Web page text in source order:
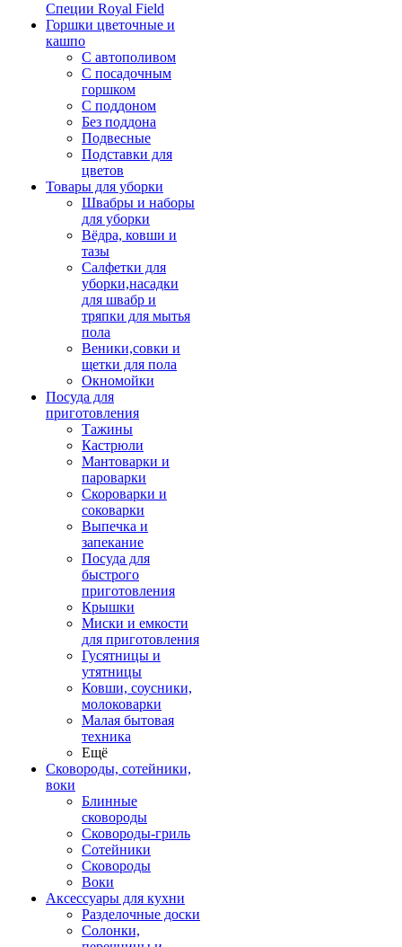
Специи Royal Field
Горшки цветочные и
кашпо
С автополивом
С посадочным
горшком
С поддоном
Без поддона
Подвесные
Подставки для
цветов
Товары для уборки
Швабры и наборы
для уборки
Вёдра, ковши и
тазы
Салфетки для
уборки,насадки
для швабр и
тряпки для мытья
пола
Веники,совки и
щетки для пола
Окномойки
Посуда для
приготовления
Тажины
Кастрюли
Мантоварки и
пароварки
Скороварки и
соковарки
Выпечка и
запекание
Посуда для
быстрого
приготовления
Крышки
Миски и емкости
для приготовления
Гусятницы и
утятницы
Ковши, соусники,
молоковарки
Малая бытовая
техника
Ещё
Сковороды, сотейники,
воки
Блинные
сковороды
Сковороды-гриль
Сотейники
Сковороды
Воки
Аксессуары для кухни
Разделочные доски
Солонки,